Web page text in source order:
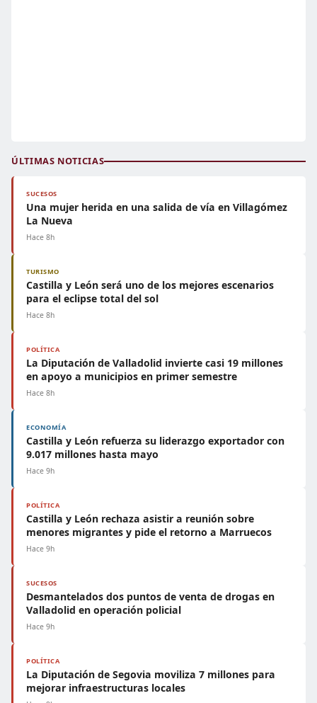
ÚLTIMAS NOTICIAS
SUCESOS
Una mujer herida en una salida de vía en Villagómez
La Nueva
Hace 8h
TURISMO
Castilla y León será uno de los mejores escenarios
para el eclipse total del sol
Hace 8h
POLÍTICA
La Diputación de Valladolid invierte casi 19 millones
en apoyo a municipios en primer semestre
Hace 8h
ECONOMÍA
Castilla y León refuerza su liderazgo exportador con
9.017 millones hasta mayo
Hace 9h
POLÍTICA
Castilla y León rechaza asistir a reunión sobre
menores migrantes y pide el retorno a Marruecos
Hace 9h
SUCESOS
Desmantelados dos puntos de venta de drogas en
Valladolid en operación policial
Hace 9h
POLÍTICA
La Diputación de Segovia moviliza 7 millones para
mejorar infraestructuras locales